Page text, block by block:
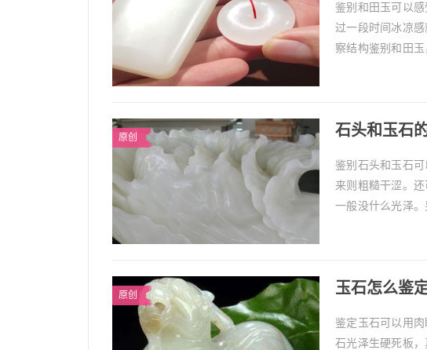
鉴别和田玉可以
过一段时间冰凉
察结构鉴别和田
原创 石头和玉石
鉴别石头和玉石
来则粗糙干涩。
一般没什么光泽
原创 玉石怎么鉴
鉴定玉石可以用
石光泽生硬死板